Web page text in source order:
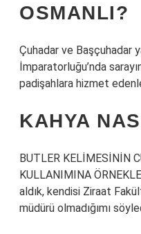
OSMANLI?
Çuhadar ve Başçuhadar
İmparatorluğu’nda
padişahlara hizmet
KAHYA
BUTLER KELİMESİNİN
KULLANIMINA
aldık, kendisi Ziraat
müdürü olmadığımı